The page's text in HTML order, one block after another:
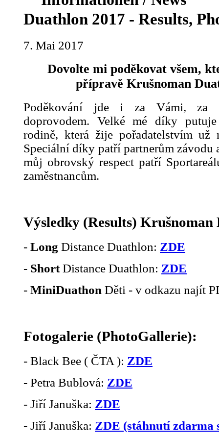
Duathlon 2017 - Results,
7. Mai 2017
Dovolte mi poděkovat všem,
přípravě Krušnoman
Poděkování jde i za Vámi, za
doprovodem. Velké mé díky
rodině, která žije pořadatelstvím
Speciální díky patří partnerům závodu
můj obrovský respect patří
zaměstnancům.
Výsledky (Results) Krušnoman
- Long Distance Duathlon: ZDE
- ShortDistance Duathlon: ZDE
- MiniDuathon Děti - v odkazu najít
Fotogalerie (PhotoGallerie):
- Black Bee ( ČTA ): ZDE
- Petra Bublová: ZDE
- Jiří Januška: ZDE
- Jiří Januška: ZDE (stáhnutí zdarma